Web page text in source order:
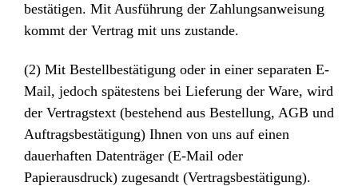
bestätigen. Mit Ausführung der Zahlungsanweisung
kommt der Vertrag mit uns zustande.
(2) Mit Bestellbestätigung oder in einer separaten E-
Mail, jedoch spätestens bei Lieferung der Ware, wird
der Vertragstext (bestehend aus Bestellung, AGB und
Auftragsbestätigung) Ihnen von uns auf einen
dauerhaften Datenträger (E-Mail oder
Papierausdruck) zugesandt (Vertragsbestätigung).